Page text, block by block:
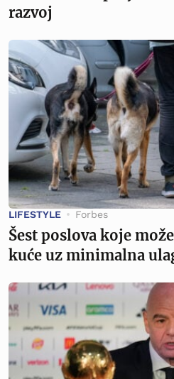
razvoj
LIFESTYLE Forbes
Šest poslova koje
kuće uz minimalna